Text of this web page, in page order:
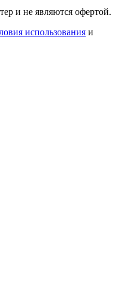
и не являются офертой.
использования и